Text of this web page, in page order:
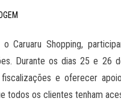
Caruaru Shopping,
Durante os dias 25 e 26
e oferecer
todos os clientes tenham